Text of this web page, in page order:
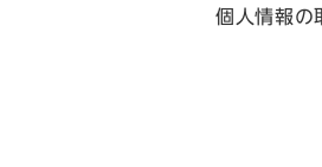
個人情報の